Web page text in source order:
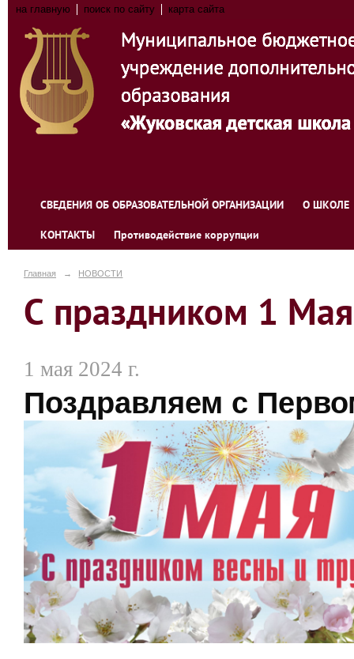
на главную поиск по сайту карта сайта
СВЕДЕНИЯ ОБ ОБРАЗОВАТЕЛЬНОЙ ОРГАНИЗАЦИИ О ШКОЛЕ
КОНТАКТЫ Противодействие коррупции
Главная → НОВОСТИ
С праздником 1
1 мая 2024 г.
Поздравляем с